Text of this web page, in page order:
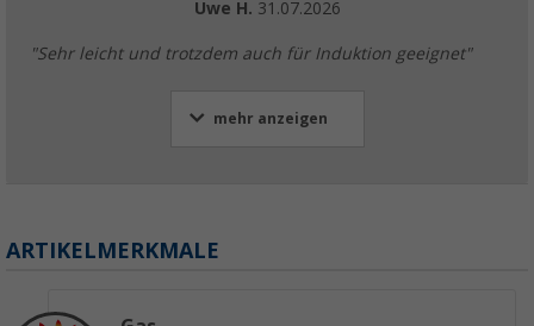
Uwe H. 31.07.2026
"Sehr leicht und trotzdem auch für Induktion geeignet"
mehr anzeigen
ARTIKELMERKMALE